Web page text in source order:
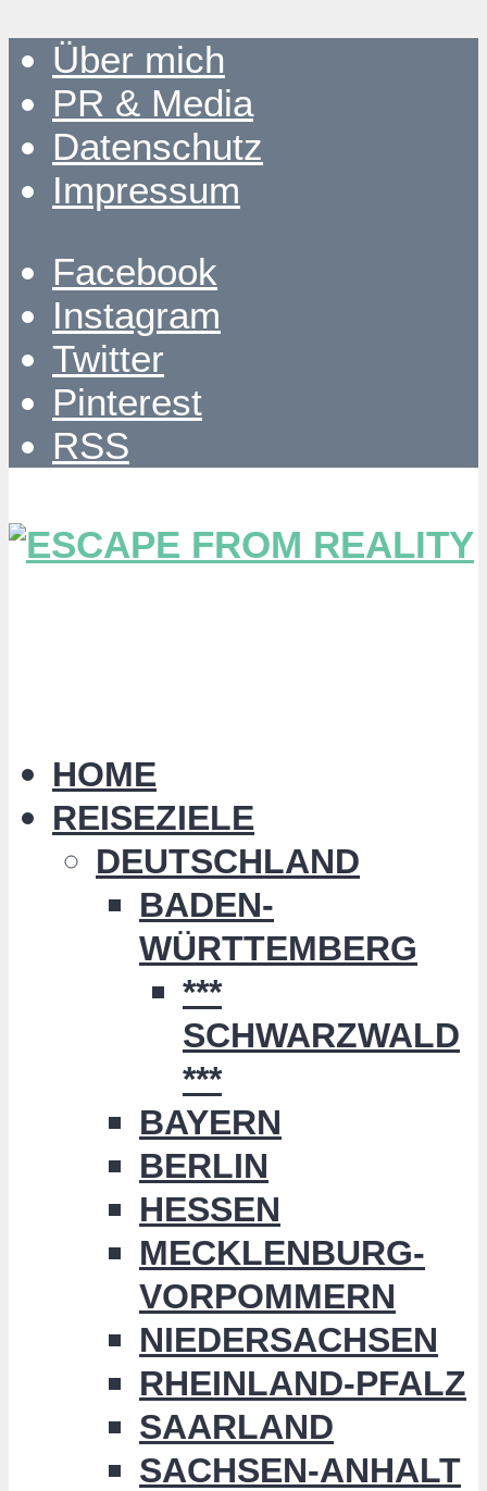
Über mich
PR & Media
Datenschutz
Impressum
Facebook
Instagram
Twitter
Pinterest
RSS
HOME
REISEZIELE
DEUTSCHLAND
BADEN-
WÜRTTEMBERG
***
SCHWARZWALD
***
BAYERN
BERLIN
HESSEN
MECKLENBURG-
VORPOMMERN
NIEDERSACHSEN
RHEINLAND-PFALZ
SAARLAND
SACHSEN-ANHALT